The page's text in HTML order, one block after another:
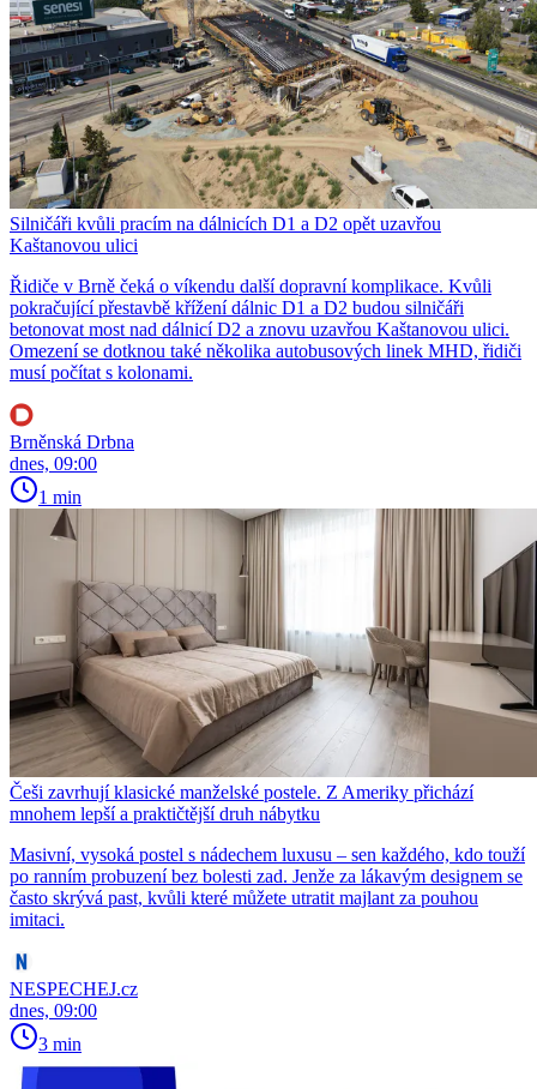
Silničáři kvůli pracím na dálnicích D1 a D2 opět uzavřou
Kaštanovou ulici
Řidiče v Brně čeká o víkendu další dopravní komplikace. Kvůli
pokračující přestavbě křížení dálnic D1 a D2 budou silničáři
betonovat most nad dálnicí D2 a znovu uzavřou Kaštanovou ulici.
Omezení se dotknou také několika autobusových linek MHD, řidiči
musí počítat s kolonami.
Brněnská Drbna
dnes, 09:00
1 min
Češi zavrhují klasické manželské postele. Z Ameriky přichází
mnohem lepší a praktičtější druh nábytku
Masivní, vysoká postel s nádechem luxusu – sen každého, kdo touží
po ranním probuzení bez bolesti zad. Jenže za lákavým designem se
často skrývá past, kvůli které můžete utratit majlant za pouhou
imitaci.
NESPECHEJ.cz
dnes, 09:00
3 min